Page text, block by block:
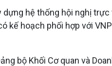
hệ thống hội nghị
hoạch phối hợp với
bộ Khối Cơ quan và